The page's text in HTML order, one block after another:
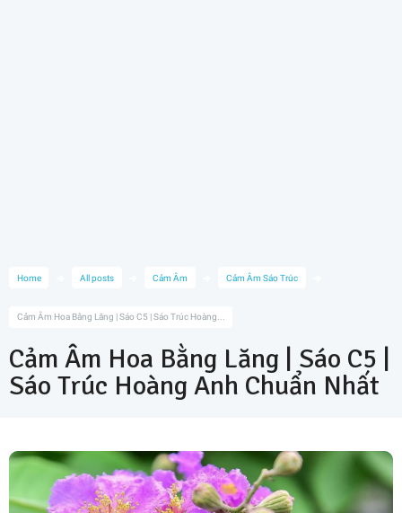
Home All posts Cảm Âm Cảm Âm Sáo Trúc
Cảm Âm Hoa Bằng Lăng | Sáo C5 | Sáo Trúc Hoàng...
Cảm Âm Hoa Bằng Lăng | Sáo C5 |
Sáo Trúc Hoàng Anh Chuẩn Nhất